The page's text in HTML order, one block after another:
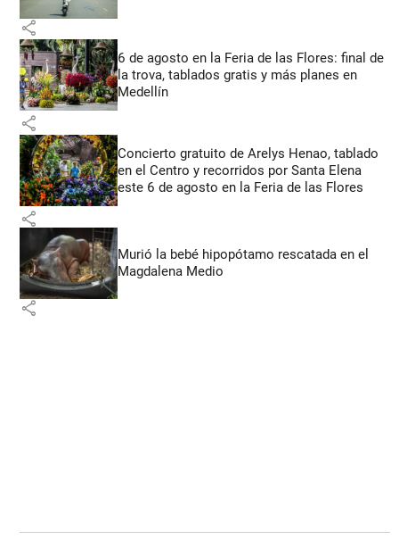
share
6 de agosto en la Feria de las Flores: final de
la trova, tablados gratis y más planes en
Medellín
share
Concierto gratuito de Arelys Henao, tablado
en el Centro y recorridos por Santa Elena
este 6 de agosto en la Feria de las Flores
share
Murió la bebé hipopótamo rescatada en el
Magdalena Medio
share